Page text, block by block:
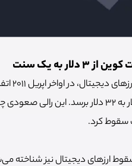
به یک سنت
اولین
بیت کوین توانست به سرعت و پس از رد کردن قیمت 1 دلار
سقوط کرد.
ارزهای دیجیتال نیز شناخته